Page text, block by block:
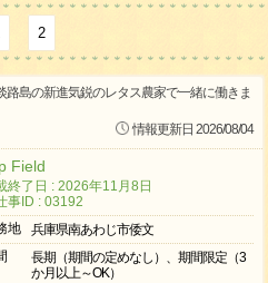
2
島の新進気鋭のレタス農家で一緒に働きま
情報更新日 2026/08/04
Field
終了日 : 2026年11月8日
事ID : 03192
地
兵庫県南あわじ市倭文
長期（期間の定めなし）、期間限定（3
か月以上～OK）